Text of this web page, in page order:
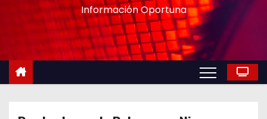
n
Información Oportuna